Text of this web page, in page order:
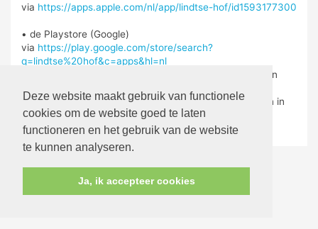
Deze website maakt gebruik van functionele
cookies om de website goed te laten
functioneren en het gebruik van de website
te kunnen analyseren.
Ja, ik accepteer cookies
via https://apps.apple.com/nl/app/lindtse-hof/id1593177300
• de Playstore (Google)
via https://play.google.com/store/search?
q=lindtse%20hof&c=apps&hl=nl
De app is geschikt voor telefoon, maar ook voor iPad en
Via de Lindtse Hof app kan bovendien gegeven worden in
de digitale collecte.